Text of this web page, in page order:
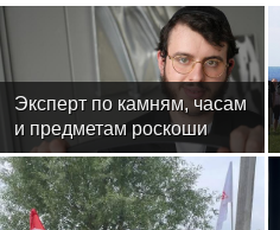
Эксперт по камням, часам
и предметам роскоши
Менди Лифшиц: какие
украшения не любят
солнца моря и бассейн